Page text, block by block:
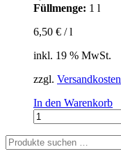
Füllmenge: 1 l
6,50 € /l
inkl. 19 % MwSt.
zzgl. Versandkosten
In den Warenkorb
Cuvée
24
Lieblich
0,75
Suchen
nach: